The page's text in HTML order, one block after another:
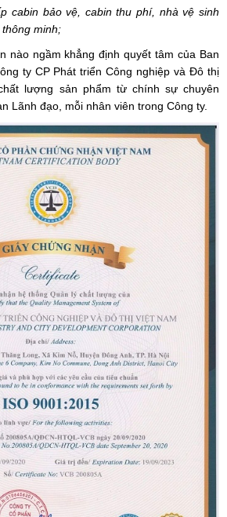
cabin bảo vệ, cabin thu phí, nhà vệ sinh
minh;
nào ngầm khẳng định quyết tâm của Ban
ty CP Phát triển Công nghiệp và Đô thị
lượng sản phẩm từ chính sự chuyên
Lãnh đạo, mỗi nhân viên trong Công ty.